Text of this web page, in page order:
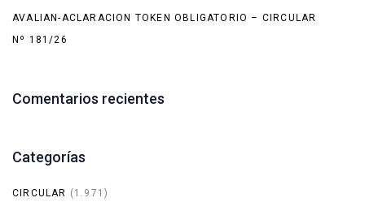
AVALIAN-ACLARACION TOKEN OBLIGATORIO – CIRCULAR
Nº 181/26
Comentarios recientes
Categorías
CIRCULAR (1.971)